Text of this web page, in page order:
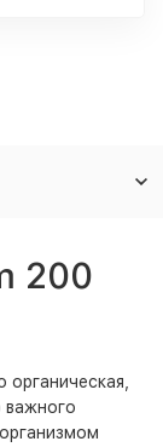
200
важного